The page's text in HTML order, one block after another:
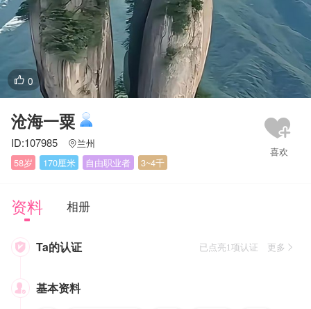
 0
沧海一粟
ID:107985 兰州
58岁
170厘米 自由职业者 3~4千
资料 相册
 Ta的认证 已点亮1项认证 更多
 基本资料